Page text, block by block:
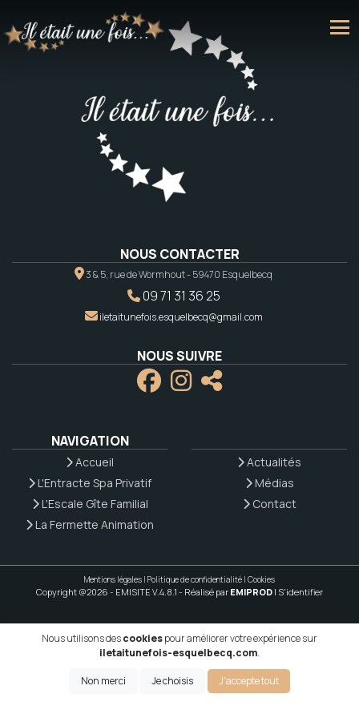
NOUS CONTACTER
3 & 5, rue de Wormhout - 59470 Esquelbecq
09 71 31 36 25
iletaitunefois.esquelbecq@gmail.com
NOUS SUIVRE
NAVIGATION
Accueil
L'Entracte Spa Privatif
L'Escale Gîte Familial
La Fermette Animation
Actualités
Médias
Contact
Mentions légales | Politique de confidentialité | Cookies
Copyright @2026 - EMISITE V.4.8.1 - Réalisé par EMIPROD | S'identifier
Nous utilisons descookiespour améliorer votre expérience sur
iletaitunefois-esquelbecq.com.
Non merci Je choisis J'accepte tout